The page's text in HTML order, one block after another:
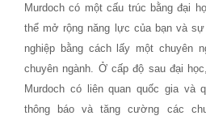
Murdoch có một cấu trúc bằng đại
thể mở rộng năng lực của bạn và
nghiệp bằng cách lấy một chuyên
chuyên ngành. Ở cấp độ sau đại
Murdoch có liên quan quốc gia và
thông báo và tăng cường các